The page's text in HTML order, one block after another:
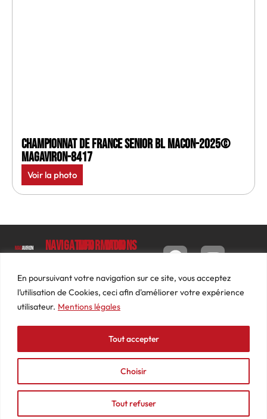
En poursuivant votre navigation sur ce site, vous acceptez
l’utilisation de Cookies, ceci afin d'améliorer votre expérience
utilisateur. Mentions légales
Choisir
Tout refuser
Tout accepter
Championnat de France senior BL Macon-2025©
MagAviron-8417
Voir la photo
Luc
Barbier
69640
74
87
contact@mediasaviron.fr
Navigation
Le
Magazine
Photos
Actualités
Podcasts
Informations
Conditions
générales
de ventes
Mentions
légales
Mon
Tableau
de bord
Commandes
Adresses
Détails
du
compte